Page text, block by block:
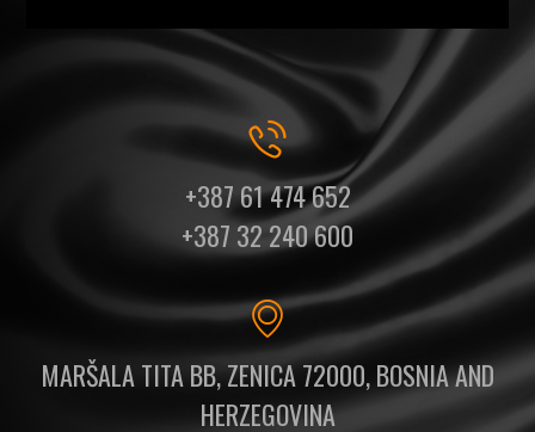
+387 61 474 652
+387 32 240 600
MARŠALA TITA BB, ZENICA 72000, BOSNIA AND
HERZEGOVINA